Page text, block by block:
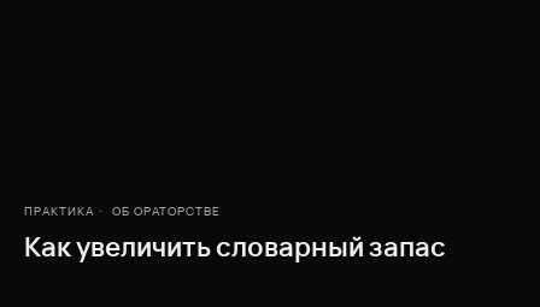
ПРАКТИКА ОБ ОРАТОРСТВЕ
Как увеличить словарный запас